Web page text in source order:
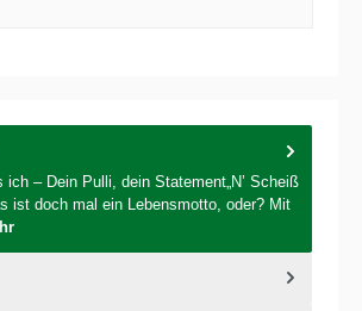
ich – Dein Pulli, dein Statement„N’ Scheiß
ist doch mal ein Lebensmotto, oder? Mit